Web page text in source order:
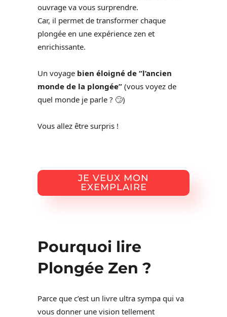
ouvrage va vous surprendre.
Car, il permet de transformer chaque
plongée en une expérience zen et
enrichissante.
Un voyage bien éloigné de “l’ancien
monde de la plongée” (vous voyez de
quel monde je parle ? 🙄)
Vous allez être surpris !
JE VEUX MON
EXEMPLAIRE
Pourquoi lire
Plongée Zen ?
Parce que c’est un livre ultra sympa qui va
vous donner une vision tellement